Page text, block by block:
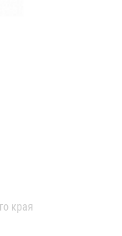
края